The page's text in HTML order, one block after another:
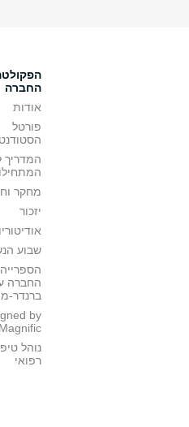
החברה
אודות
פורטל
המדריך
מחקר
יזכור
שבוע
החברה
ברנדר-
by
Magnific
נוהל
רפואי